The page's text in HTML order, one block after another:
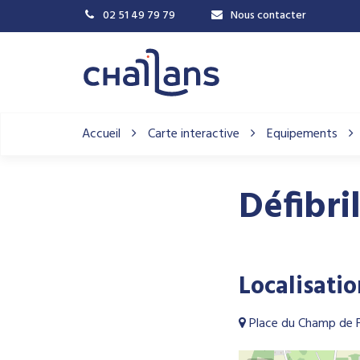
02 51 49 79 79 Nous contacter
Accueil Carte interactive Equipements
Place du Champ de